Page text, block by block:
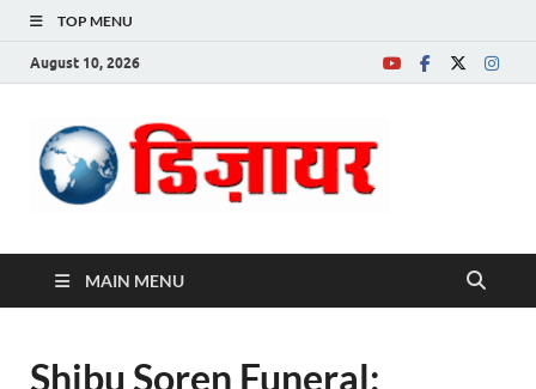
TOP MENU
August 10, 2026
MAIN MENU
Shibu Soren Funeral: